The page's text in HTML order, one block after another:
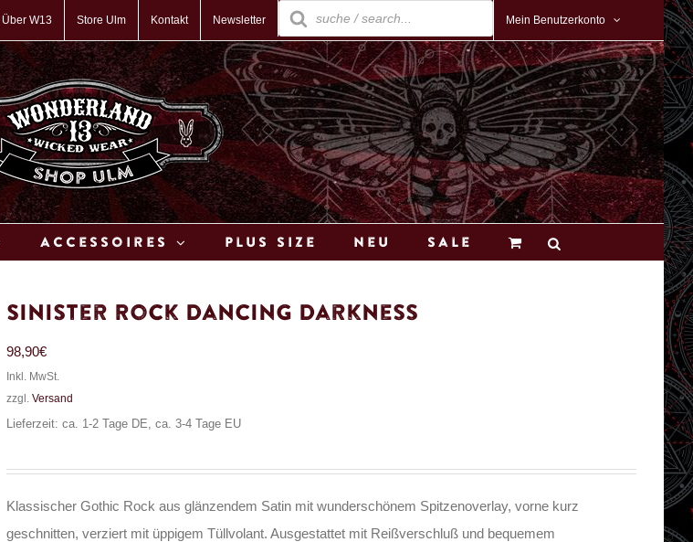
Über W13 Store Ulm Kontakt Newsletter
Products
search
Mein Benutzerkonto
Accessoires Plus Size Neu Sale
Sinister Rock Dancing Darkness
98,90€
Inkl. MwSt.
zzgl. Versand
Lieferzeit: ca. 1-2 Tage DE, ca. 3-4 Tage EU
Klassischer Gothic Rock aus glänzendem Satin mit wunderschönem Spitzenoverlay, vorne kurz
geschnitten, verziert mit üppigem Tüllvolant. Ausgestattet mit Reißverschluß und bequemem